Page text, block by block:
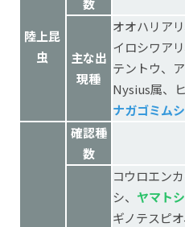
陸上昆
虫
主な出
現種
オオハリア
イロシワア
テントウ、
Nysius属、
ナガゴミムシ
確認種
数
コウロエン
シ、 ヤマト
ギノテスピ